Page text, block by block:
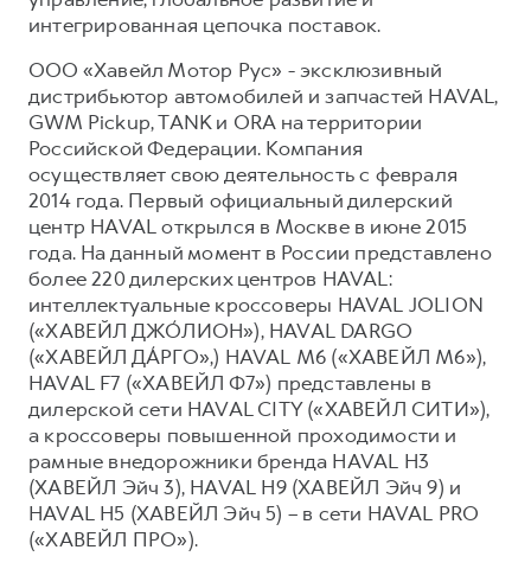
интегрированная цепочка поставок.
ООО «Хавейл Мотор Рус» - эксклюзивный
дистрибьютор автомобилей и запчастей HAVAL,
GWM Pickup, TANK и ORA на территории
Российской Федерации. Компания
осуществляет свою деятельность с февраля
2014 года. Первый официальный дилерский
центр HAVAL открылся в Москве в июне 2015
года. На данный момент в России представлено
более 220 дилерских центров HAVAL:
интеллектуальные кроссоверы HAVAL JOLION
(«ХАВЕЙЛ ДЖО́ЛИОН»), HAVAL DARGO
(«ХАВЕЙЛ ДА́РГО»,) HAVAL М6 («ХАВЕЙЛ M6»),
HAVAL F7 («ХАВЕЙЛ Ф7») представлены в
дилерской сети HAVAL CITY («ХАВЕЙЛ СИТИ»),
а кроссоверы повышенной проходимости и
рамные внедорожники бренда HAVAL H3
(ХАВЕЙЛ Эйч 3), HAVAL H9 (ХАВЕЙЛ Эйч 9) и
HAVAL H5 (ХАВЕЙЛ Эйч 5) – в сети HAVAL PRO
(«ХАВЕЙЛ ПРО»).